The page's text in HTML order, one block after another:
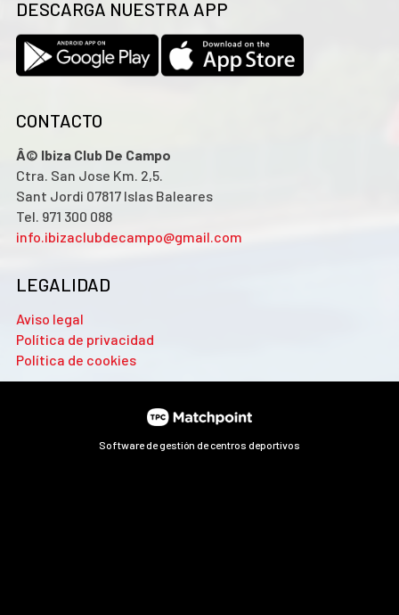
DESCARGA NUESTRA APP
CONTACTO
Â© Ibiza Club De Campo
Ctra. San Jose Km. 2,5.
Sant Jordi 07817 Islas Baleares
Tel. 971 300 088
info.ibizaclubdecampo@gmail.com
LEGALIDAD
Aviso legal
Política de privacidad
Política de cookies
Software de gestión de centros deportivos